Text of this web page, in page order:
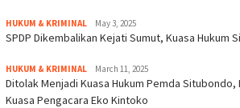
HUKUM & KRIMINAL May 3, 2025
SPDP Dikembalikan Kejati Sumut, Kuasa Hukum
HUKUM & KRIMINAL March 11, 2025
Ditolak Menjadi Kuasa Hukum Pemda Situbondo,
Kuasa Pengacara Eko Kintoko